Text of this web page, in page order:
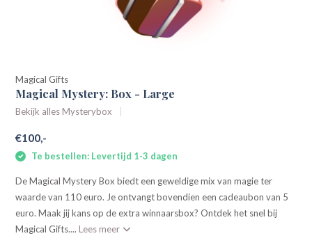
Magical Gifts
Magical Mystery: Box - Large
Bekijk alles Mysterybox
€100,-
Te bestellen: Levertijd 1-3 dagen
De Magical Mystery Box biedt een geweldige mix van magie ter
waarde van 110 euro. Je ontvangt bovendien een cadeaubon van 5
euro. Maak jij kans op de extra winnaarsbox? Ontdek het snel bij
Magical Gifts.... Lees meer